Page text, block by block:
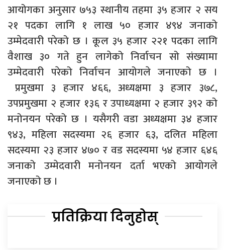
आयोगका अनुसार ७५३ स्थानीय तहमा ३५ हजार २ सय
२१ पदका लागि १ लाख ५० हजार ४९४ जनाको
उम्मेदवारी परेको छ । कूल ३५ हजार २२१ पदका लागि
वैशाख ३० गते हुन लागेको निर्वाचन सो संख्यामा
उम्मेदवारी परेको निर्वाचन आयोगले जनाएको छ ।
प्रमुखमा ३ हजार ४६६, अध्यक्षमा ३ हजार ३७८,
उपप्रमुखमा २ हजार १३६ र उपाध्यक्षमा २ हजार ३९२ को
मनोनयन परेको छ । यसैगरी वडा अध्यक्षमा ३४ हजार
९४३, महिला सदस्यमा २६ हजार ६३, दलित महिला
सदस्यमा २३ हजार ४७० र वड सदस्यमा ५४ हजार ६४६
जनाको उम्मेदवारी मनोनयन दर्ता भएको आयोगले
जनाएको छ ।
प्रतिक्रिया दिनुहोस्